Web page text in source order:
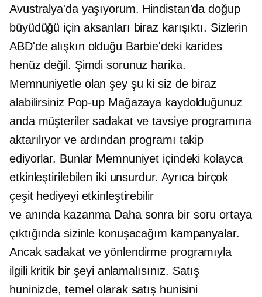
Avustralya'da yaşıyorum. Hindistan'da doğup
büyüdüğü için aksanları biraz karışıktı. Sizlerin
ABD'de alışkın olduğu Barbie'deki karides
henüz değil. Şimdi sorunuz harika.
Memnuniyetle olan şey şu ki siz de biraz
alabilirsiniz Pop-up Mağazaya kaydolduğunuz
anda müşteriler sadakat ve tavsiye programına
aktarılıyor ve ardından programı takip
ediyorlar. Bunlar Memnuniyet içindeki kolayca
etkinleştirilebilen iki unsurdur. Ayrıca birçok
çeşit hediyeyi etkinleştirebilir
ve anında kazanma Daha sonra bir soru ortaya
çıktığında sizinle konuşacağım kampanyalar.
Ancak sadakat ve yönlendirme programıyla
ilgili kritik bir şeyi anlamalısınız. Satış
huninizde, temel olarak satış hunisini